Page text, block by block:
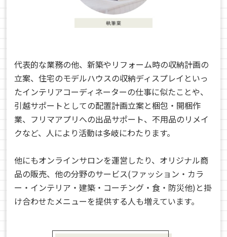
代表的な業務の他、新築やリフォーム時の収納計画の
立案、住宅のモデルハウスの収納ディスプレイといっ
たインテリアコーディネーターの仕事に似たことや、
引越サポートとしての配置計画立案と梱包・開梱作
業、フリマアプリへの出品サポート、不用品のリメイ
クなど、人により活動は多岐にわたります。
他にもオンラインサロンを運営したり、オリジナル商
品の販売、他の分野のサービス(ファッション・カラ
ー・インテリア・建築・コーチング・食・防災他)と掛
け合わせたメニューを提供する人も増えています。